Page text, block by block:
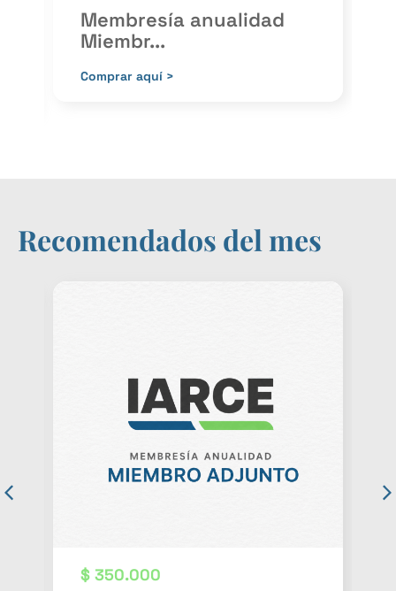
Caso fortuito e
incumplimi...
Recomendados del mes